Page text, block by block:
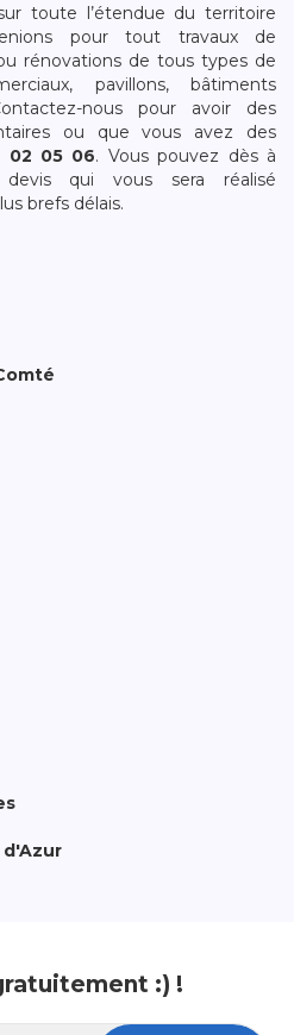
toute l’étendue du territoire
pour tout travaux de
rénovations de tous types de
pavillons, bâtiments
nous pour avoir des
ou que vous avez des
02 05 06. Vous pouvez dès à
qui vous sera réalisé
brefs délais.
:) !